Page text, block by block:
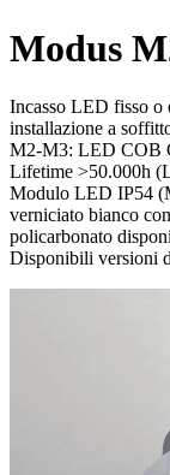
Modus
Incasso LED fisso o
installazione a
M2-M3: LED COB
Lifetime >50.000h
Modulo LED IP54
verniciato bianco
policarbonato
Disponibili versioni